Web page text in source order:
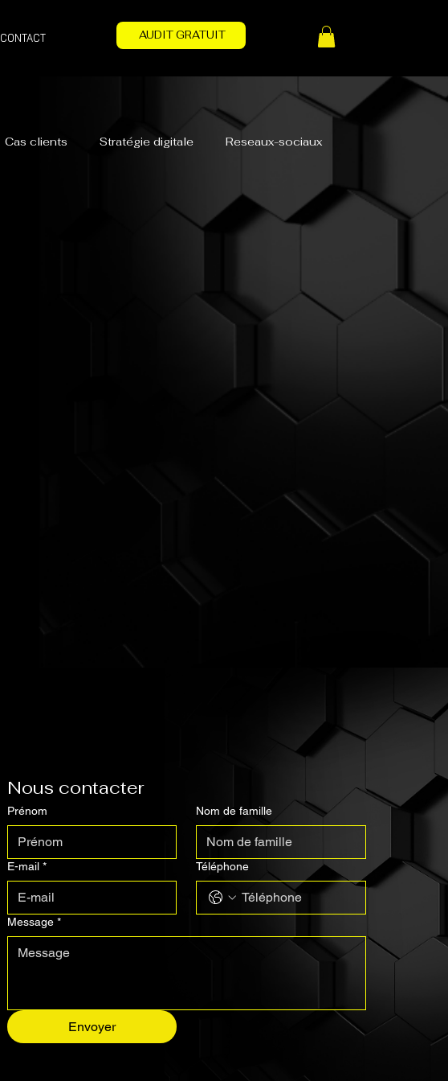
CONTACT AUDIT GRATUIT
Cas clients Stratégie digitale Reseaux-sociaux
Nous contacter
Prénom Nom de famille
E-mail * Téléphone
Message *
Envoyer